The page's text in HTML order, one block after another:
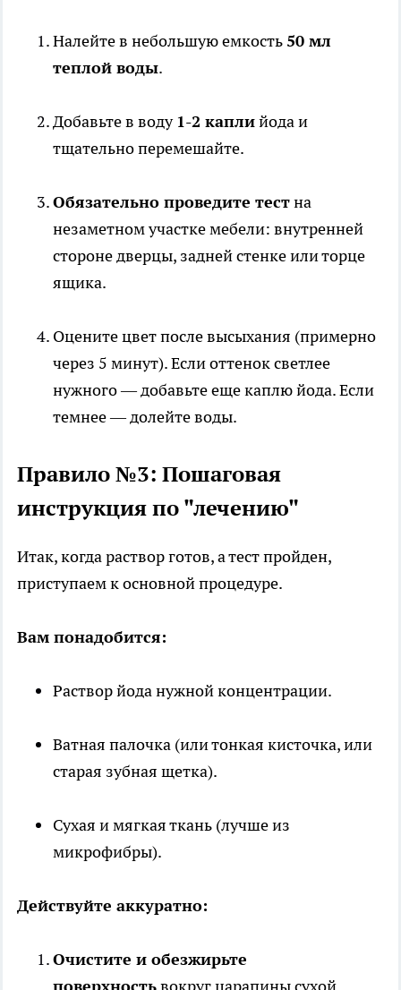
Налейте в небольшую емкость 50 мл
теплой воды.
Добавьте в воду 1-2 каплийода и
тщательно перемешайте.
Обязательно проведите тестна
незаметном участке мебели: внутренней
стороне дверцы, задней стенке или торце
ящика.
Оцените цвет после высыхания (примерно
через 5 минут). Если оттенок светлее
нужного — добавьте еще каплю йода. Если
темнее — долейте воды.
Правило №3: Пошаговая
инструкция по "лечению"
Итак, когда раствор готов, а тест пройден,
приступаем к основной процедуре.
Вам понадобится:
Раствор йода нужной концентрации.
Ватная палочка (или тонкая кисточка, или
старая зубная щетка).
Сухая и мягкая ткань (лучше из
микрофибры).
Действуйте аккуратно:
Очистите и обезжирьте